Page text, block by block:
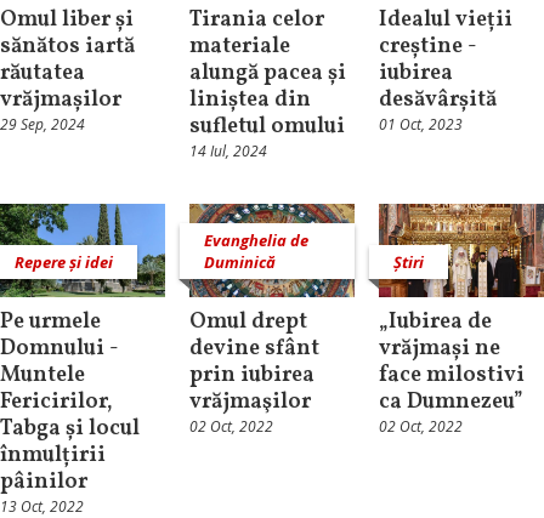
Omul liber și
sănătos iartă
răutatea
vrăjmașilor
29 Sep, 2024
Tirania celor
materiale
alungă pacea și
liniștea din
sufletul omului
14 Iul, 2024
Idealul vieții
creștine -
iubirea
desăvârșită
01 Oct, 2023
Repere și idei
Pe urmele
Domnului -
Muntele
Fericirilor,
Tabga și locul
înmulțirii
pâinilor
13 Oct, 2022
Evanghelia de
Duminică
Omul drept
devine sfânt
prin iubirea
vrăjmaşilor
02 Oct, 2022
Știri
„Iubirea de
vrăjmași ne
face milostivi
ca Dumnezeu”
02 Oct, 2022